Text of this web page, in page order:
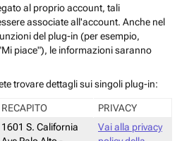
al proprio account, tali
associate all'account. Anche nel
del plug-in (per esempio,
piace"), le informazioni saranno
trovare dettagli sui singoli plug-in:
RECAPITO PRIVACY
1601 S. California
Vai alla privacy